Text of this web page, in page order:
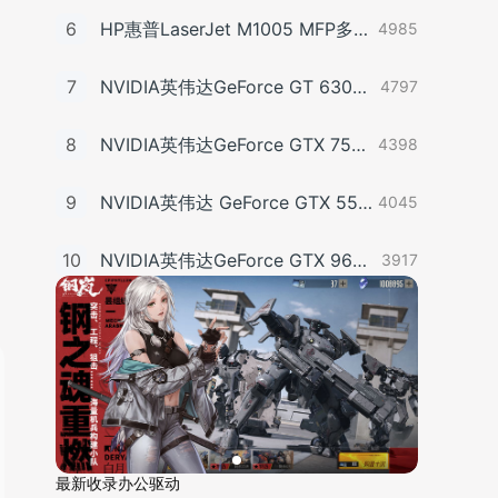
6 HP惠普LaserJet M1005 MFP多功能一体机驱动20070326版For Vista 4985
7 NVIDIA英伟达GeForce GT 630显卡驱动For Win10-32 4797
8 NVIDIA英伟达GeForce GTX 750显卡驱动For Win7-32/Win8-32/Win8.1-32 4398
9 NVIDIA英伟达 GeForce GTX 550 Ti显卡驱动Win7 64/Win8 64/Win8.1 64 4045
10 NVIDIA英伟达GeForce GTX 960显卡驱动For Win7-32/Win8-32/Win8.1-32 3917
最新收录办公驱动